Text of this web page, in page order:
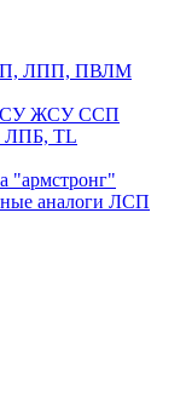
ЛПП, ПВЛМ
ЖСУ ССП
ЛПБ, TL
"армстронг"
аналоги ЛСП